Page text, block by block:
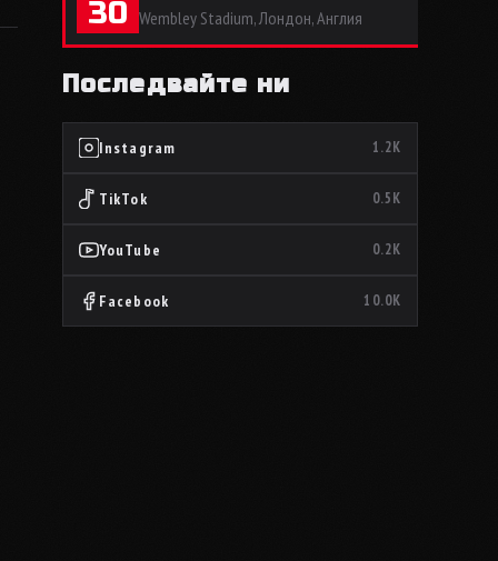
30 Wembley Stadium, Лондон, Англия
Последвайте ни
Instagram 1.2K
TikTok 0.5K
YouTube 0.2K
Facebook 10.0K